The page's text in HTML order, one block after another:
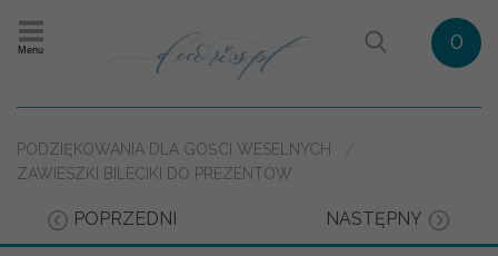
Menu 0
PODZIĘKOWANIA DLA GOŚCI WESELNYCH
ZAWIESZKI BILECIKI DO PREZENTÓW
POPRZEDNI NASTĘPNY